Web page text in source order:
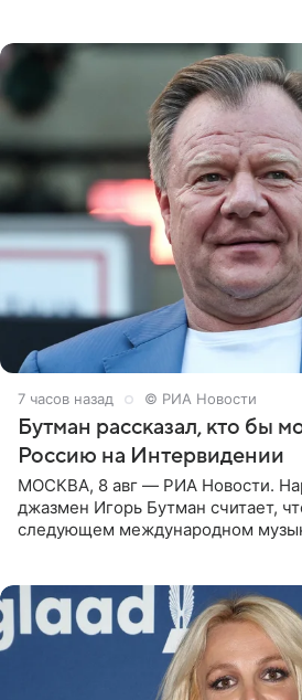
7 часов назад © РИА Новости
Бутман рассказал, кто бы
Россию на Интервидении
МОСКВА, 8 авг — РИА Новости.
джазмен Игорь Бутман считает,
следующем международном